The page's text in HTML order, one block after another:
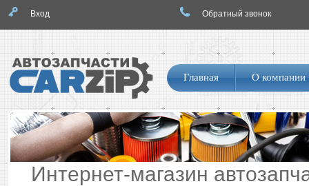
Обратный звонок
Вход
Логотип
Навигация
по
Главная О компании
Интернет-магазин